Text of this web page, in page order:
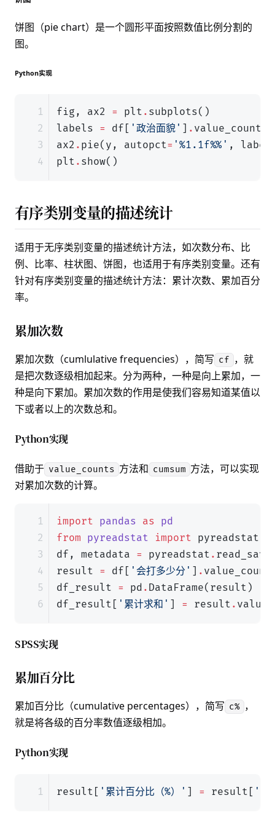
饼图（pie chart）是一个圆形平面按照数值比例分割的
图。
Python实现
fig , ax2 = plt . subplots()
labels = df [ '政治面貌' ] . value_counts
ax2 . pie( y , autopct= ' %1.1f%% ' ,
plt . show()
有序类别变量的描述统计
适用于无序类别变量的描述统计方法，如次数分布、比
例、比率、柱状图、饼图，也适用于有序类别变量。还有
针对有序类别变量的描述统计方法：累计次数、累加百分
率。
累加次数
累加次数（cumlulative frequencies），简写 cf ，就
是把次数逐级相加起来。分为两种，一种是向上累加，一
种是向下累加。累加次数的作用是使我们容易知道某值以
下或者以上的次数总和。
Python实现
借助于 value_counts 方法和 cumsum 方法，可以实现
对累加次数的计算。
import pandas as pd
from pyreadstat import pyreadstat
df , metadata = pyreadstat . read_sav
result = df [ '会打多少分' ] .
df_result = pd . DataFrame( result )
df_result [ '累计求和' ] = result . values
SPSS实现
累加百分比
累加百分比（cumulative percentages），简写 c% ，
就是将各级的百分率数值逐级相加。
Python实现
result [ '累计百分比（%）' ] = result [ '百